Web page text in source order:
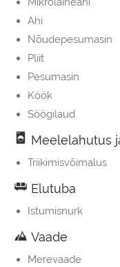
Ahi
Nõudepesumasin
Pliit
Pesumasin
Köök
Söögilaud
Meelelahutus
Triikimisvõimalus
Elutuba
Istumisnurk
Vaade
Merevaade